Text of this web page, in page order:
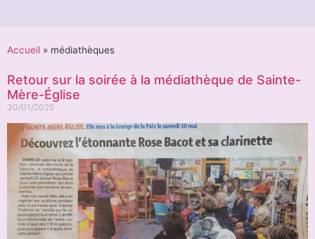
Accueil » médiathèques
Retour sur la soirée à la médiathèque de Sainte-
Mère-Église
30/01/2025